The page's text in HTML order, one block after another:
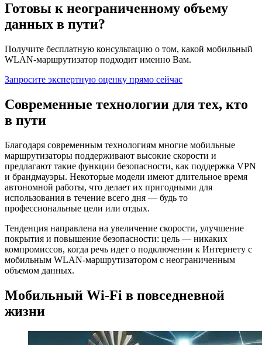
Готовы к неограниченному объему
данных в пути?
Получите бесплатную консультацию о том, какой мобильный
WLAN-маршрутизатор подходит именно Вам.
Запросите экспертную оценку прямо сейчас
Современные технологии для тех, кто
в пути
Благодаря современным технологиям многие мобильные
маршрутизаторы поддерживают высокие скорости и
предлагают такие функции безопасности, как поддержка VPN
и брандмауэры. Некоторые модели имеют длительное время
автономной работы, что делает их пригодными для
использования в течение всего дня — будь то
профессиональные цели или отдых.
Тенденция направлена на увеличение скорости, улучшение
покрытия и повышение безопасности: цель — никаких
компромиссов, когда речь идет о подключении к Интернету с
мобильным WLAN-маршрутизатором с неограниченным
объемом данных.
Мобильный Wi-Fi в повседневной
жизни